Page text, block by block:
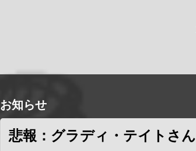
お知らせ
悲報：グラディ・テイトさん